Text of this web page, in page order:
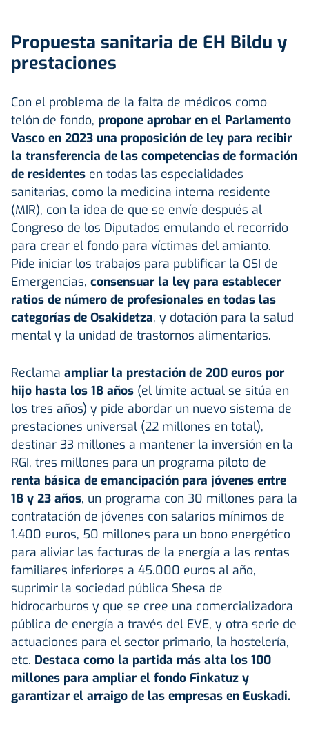
Propuesta sanitaria de EH Bildu y
prestaciones
Con el problema de la falta de médicos como
telón de fondo, propone aprobar en el Parlamento
Vasco en 2023 una proposición de ley para recibir
la transferencia de las competencias de formación
de residentes en todas las especialidades
sanitarias, como la medicina interna residente
(MIR), con la idea de que se envíe después al
Congreso de los Diputados emulando el recorrido
para crear el fondo para víctimas del amianto.
Pide iniciar los trabajos para publificar la OSI de
Emergencias, consensuar la ley para establecer
ratios de número de profesionales en todas las
categorías de Osakidetza, y dotación para la salud
mental y la unidad de trastornos alimentarios.
Reclama ampliar la prestación de 200 euros por
hijo hasta los 18 años (el límite actual se sitúa en
los tres años) y pide abordar un nuevo sistema de
prestaciones universal (22 millones en total),
destinar 33 millones a mantener la inversión en la
RGI, tres millones para un programa piloto de
renta básica de emancipación para jóvenes entre
18 y 23 años, un programa con 30 millones para la
contratación de jóvenes con salarios mínimos de
1.400 euros, 50 millones para un bono energético
para aliviar las facturas de la energía a las rentas
familiares inferiores a 45.000 euros al año,
suprimir la sociedad pública Shesa de
hidrocarburos y que se cree una comercializadora
pública de energía a través del EVE, y otra serie de
actuaciones para el sector primario, la hostelería,
etc. Destaca como la partida más alta los 100
millones para ampliar el fondo Finkatuz y
garantizar el arraigo de las empresas en Euskadi.